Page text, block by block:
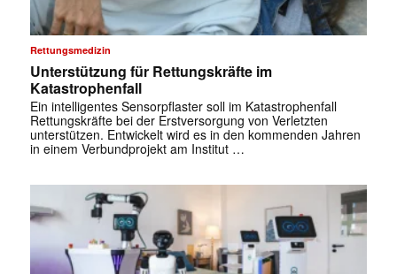
Rettungsmedizin
Unterstützung für Rettungskräfte im
Katastrophenfall
Ein intelligentes Sensorpflaster soll im Katastrophenfall
Rettungskräfte bei der Erstversorgung von Verletzten
unterstützen. Entwickelt wird es in den kommenden Jahren
in einem Verbundprojekt am Institut …